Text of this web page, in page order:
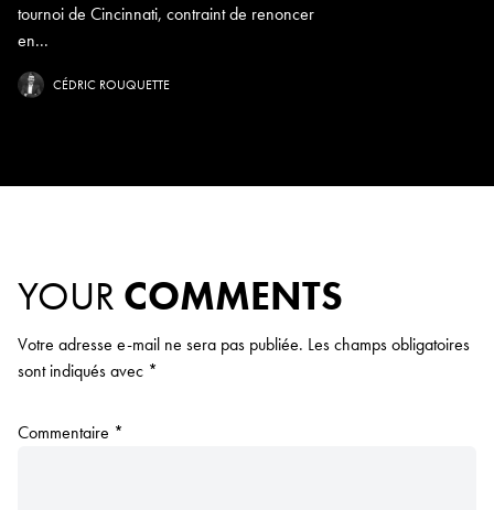
tournoi de Cincinnati, contraint de renoncer
en...
CÉDRIC ROUQUETTE
YOUR COMMENTS
Votre adresse e-mail ne sera pas publiée. Les champs obligatoires
sont indiqués avec *
Commentaire *